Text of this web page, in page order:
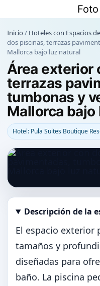
contenido
Inicio / Hoteles con Espacios
dos piscinas, terrazas
Mallorca bajo luz natural
Área exterior
terrazas
tumbonas y
Mallorca bajo
Hotel: Pula Suites Boutique
Abrir imagen en
Descripción de la
El espacio exterior
tamaños y
diseñadas para
baño. La piscina